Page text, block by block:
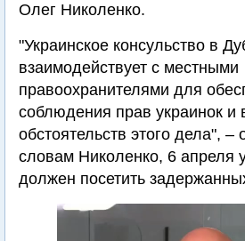
Олег Николенко.
"Украинское консульство в
взаимодействует с местными
правоохранителями для
соблюдения прав украинок и
обстоятельств этого дела", –
словам Николенко, 6 апреля
должен посетить